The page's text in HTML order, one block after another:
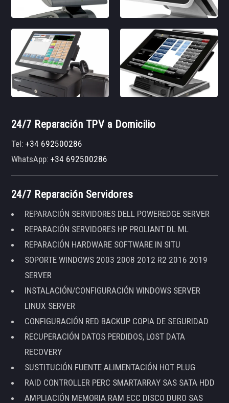
24/7 Reparación TPV a Domicilio
Tel:+34 692500286
WhatsApp:+34 692500286
24/7 Reparación Servidores
REPARACIÓN SERVIDORES DELL POWEREDGE SERVER
REPARACIÓN SERVIDORES HP PROLIANT DL ML
REPARACIÓN HARDWARE SOFTWARE IN SITU
SOPORTE WINDOWS 2003 2008 2012 R2 2016 2019
SERVER
INSTALACIÓN/CONFIGURACIÓN WINDOWS SERVER
LINUX SERVER
CONFIGURACIÓN RED BACKUP COPIA DE SEGURIDAD
RECUPERACIÓN DATOS PERDIDOS, LOST DATA
RECOVERY
SUSTITUCIÓN FUENTE ALIMENTACIÓN HOT PLUG
RAID CONTROLLER PERC SMARTARRAY SAS SATA HDD
AMPLIACIÓN MEMORIA RAM ECC DISCO DURO SAS